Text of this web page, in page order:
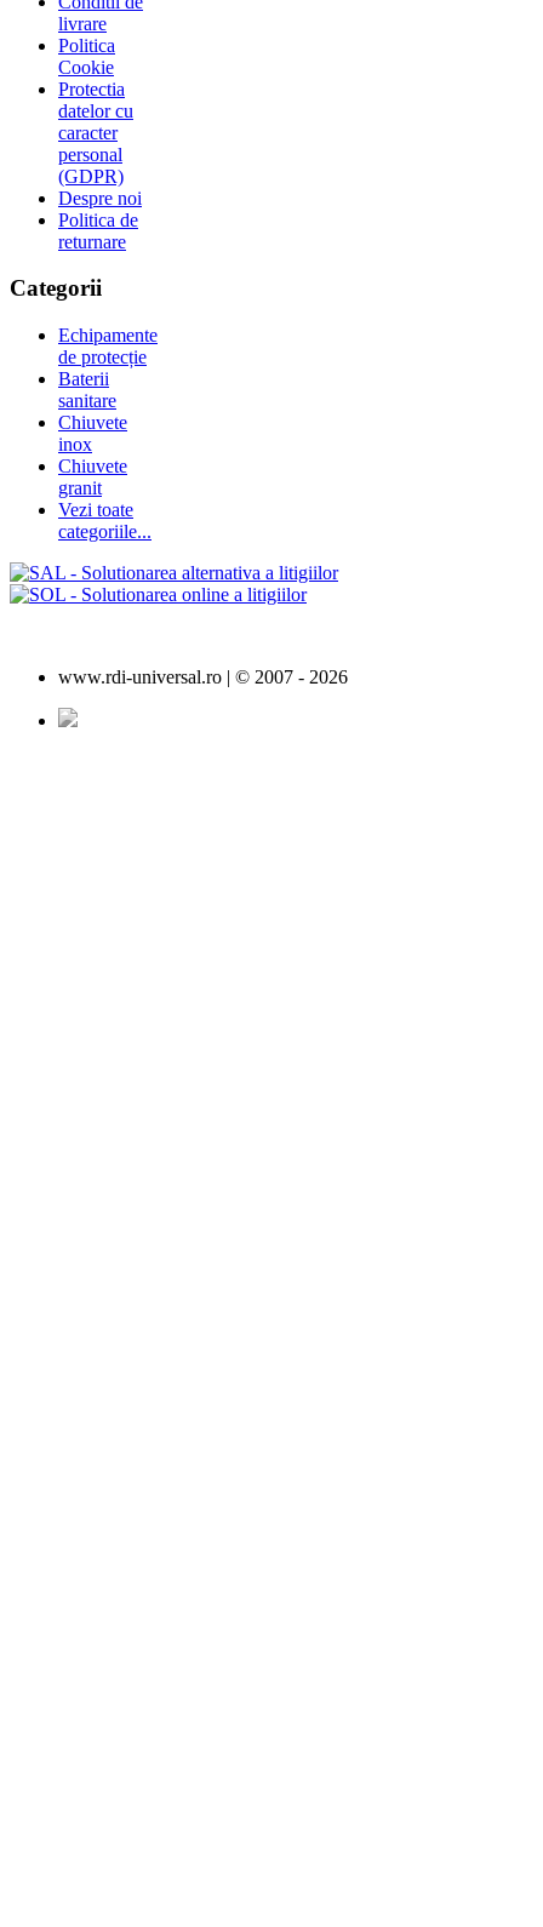
livrare
Politica
Cookie
Protectia
datelor cu
caracter
personal
(GDPR)
Despre noi
Politica de
returnare
Categorii
Echipamente
de protecție
Baterii
sanitare
Chiuvete
inox
Chiuvete
granit
Vezi toate
categoriile...
www.rdi-universal.ro | © 2007 - 2026